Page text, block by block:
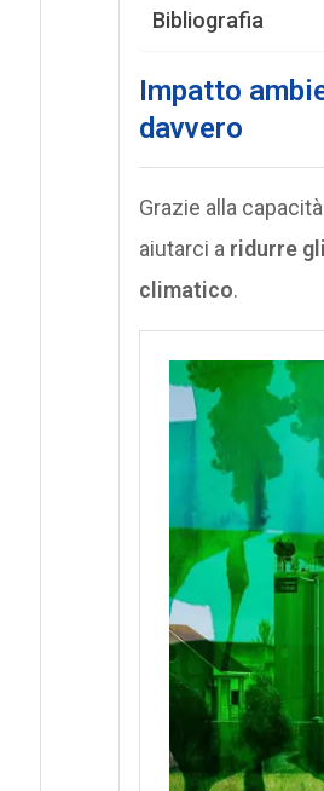
Bibliografia
Impatto
davvero
Grazie alla
aiutarci a ridurre
climatico.